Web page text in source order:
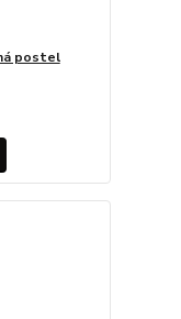
postel